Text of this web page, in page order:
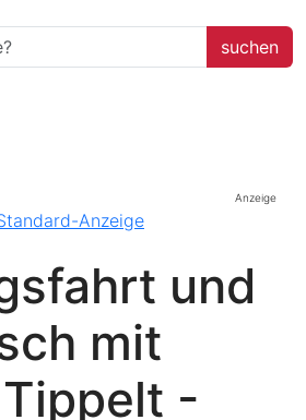
Anzeige
und
mit
-